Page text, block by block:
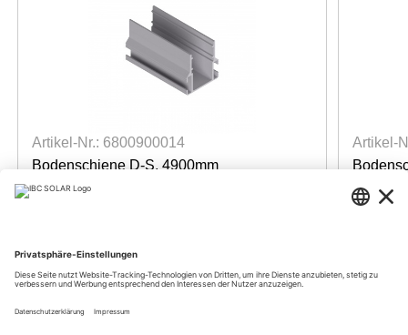
Artikel-Nr.: 6800900014
Bodenschiene D-S, 4900mm
TopFix 200, für Delta-Stütze
Für Preise anmelden
Artikel-
TopFix